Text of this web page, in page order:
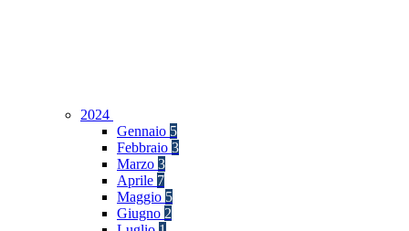
2024
Gennaio 5
Febbraio 3
Marzo 3
Aprile 7
Maggio 5
Giugno 2